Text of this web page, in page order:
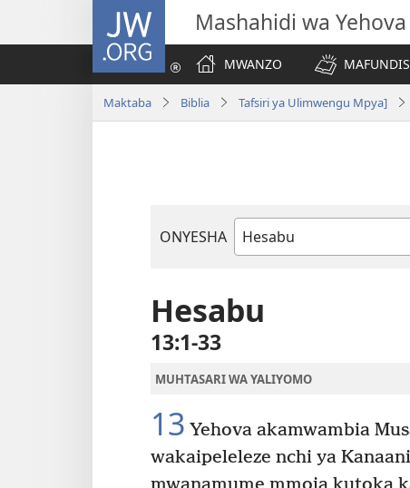
JW.ORG Mashahidi wa Yehova
MWANZO
Maktaba Biblia Tafsiri ya Ulimwengu Mpya]
ONYESHA
Kitabu
Hesabu
13:1-33
MUHTASARI WA YALIYOMO
13 Yehova akamwambia
wakaipeleleze nchi ya